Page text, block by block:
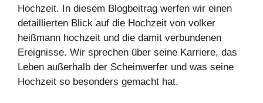
Hochzeit. In diesem Blogbeitrag werfen wir einen
detaillierten Blick auf die Hochzeit von volker
heißmann hochzeit und die damit verbundenen
Ereignisse. Wir sprechen über seine Karriere, das
Leben außerhalb der Scheinwerfer und was seine
Hochzeit so besonders gemacht hat.